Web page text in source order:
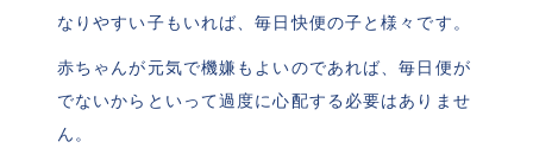
なりやすい子もいれば、毎日快便の子と様々です。
赤ちゃんが元気で機嫌もよいのであれば、毎日便が
でないからといって過度に心配する必要はありませ
ん。